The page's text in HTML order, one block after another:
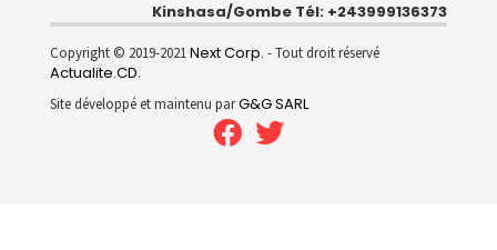
Kinshasa/Gombe Tél: +243999136373
Copyright © 2019-2021Next Corp. - Tout droit réservé
Actualite.CD.
Site développé et maintenu parG&G SARL